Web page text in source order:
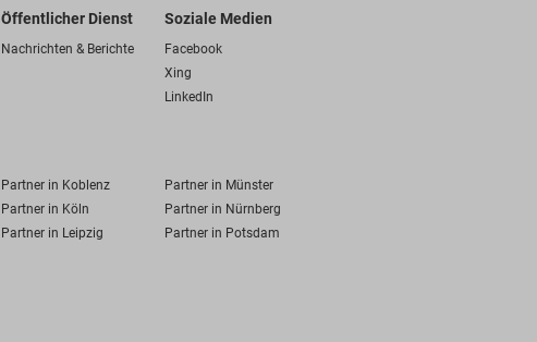
Öffentlicher Dienst
Nachrichten & Berichte
Soziale Medien
Facebook
Xing
LinkedIn
Partner in Koblenz
Partner in Münster
Partner in Köln
Partner in Nürnberg
Partner in Leipzig Partner in Potsdam